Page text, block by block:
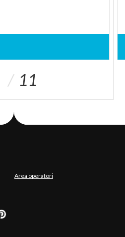
11
Area operatori